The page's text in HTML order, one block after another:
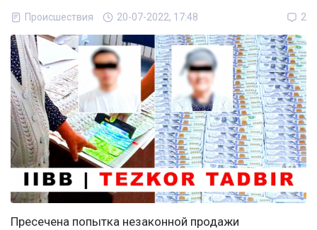
Происшествия 20-07-2022, 17:48 2
Пресечена попытка незаконной продажи